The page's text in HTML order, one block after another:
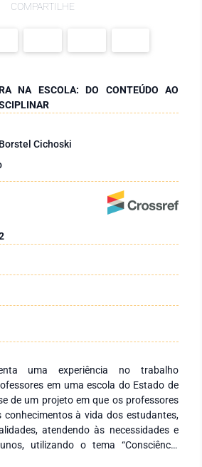
COMPARTILHE
NA ESCOLA: DO CONTEÚDO AO
Cichoski
uma experiência no trabalho
em uma escola do Estado de
de um projeto em que os professores
à vida dos estudantes,
atendendo às necessidades e
utilizando o tema “Consciência
de partida para os debates e